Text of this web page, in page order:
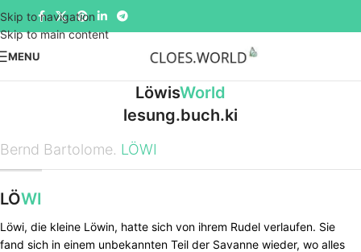
Skip to navigation
Skip to main content
MENU
LöwisWorld
lesung.buch.ki
Bernd Bartolome. LÖWI
LÖWI
Löwi, die kleine Löwin, hatte sich von ihrem Rudel verlaufen. Sie
fand sich in einem unbekannten Teil der Savanne wieder, wo alles